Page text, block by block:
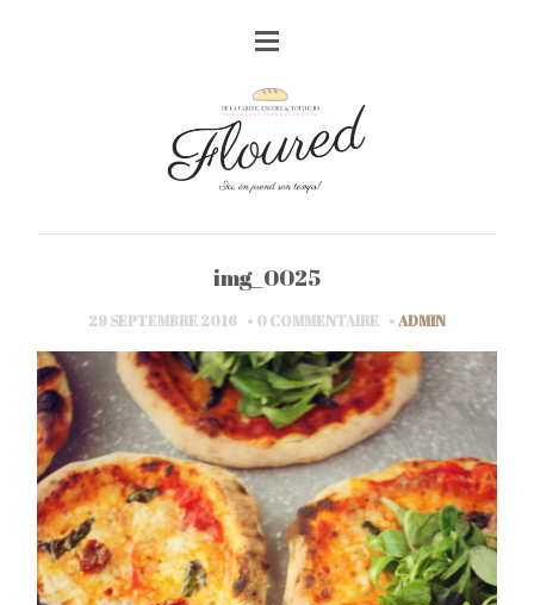
img_0025
29 SEPTEMBRE 2016 0 COMMENTAIRE ADMIN